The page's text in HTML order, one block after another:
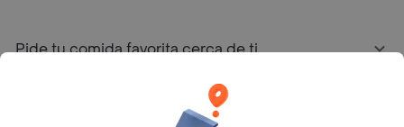
Pide tu comida favorita cerca de ti